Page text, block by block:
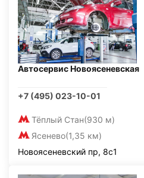
Автосервис Новоясеневская
+7 (495) 023-10-01
Тёплый Стан(930 м)
Ясенево(1,35 км)
Новоясеневский пр, 8с1